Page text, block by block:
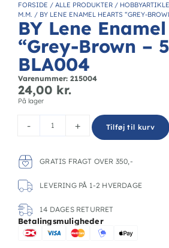
FORSIDE / ALLE PRODUKTER /
M.M. / BY LENE ENAMEL HEARTS “GREY-
BY Lene
“Grey-Brown –
BLA004
Varenummer: 215004
24,00 kr.
På lager
- + Tilføj til kurv
GRATIS FRAGT OVER 350,-
LEVERING PÅ 1-2 HVERDAGE
14 DAGES RETURRET
Betalingsmuligheder